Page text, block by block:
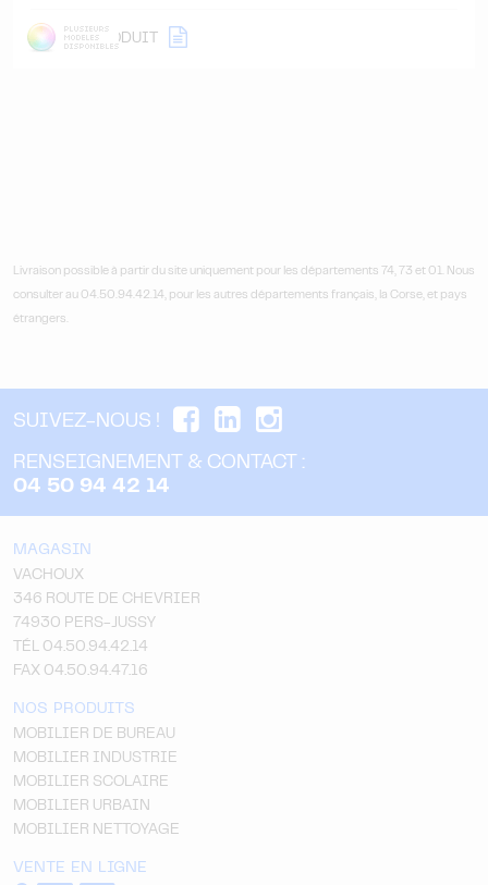
DÉTAILPRODUIT
Livraison possible à partir du site uniquement pour les départements 74, 73 et 01. Nous
consulter au 04.50.94.42.14, pour les autres départements français, la Corse, et pays
étrangers.
SUIVEZ-NOUS !
RENSEIGNEMENT & CONTACT :
04 50 94 42 14
MAGASIN
VACHOUX
346 ROUTE DE CHEVRIER
74930 PERS-JUSSY
TÉL 04.50.94.42.14
FAX 04.50.94.47.16
NOS PRODUITS
MOBILIER DE BUREAU
MOBILIER INDUSTRIE
MOBILIER SCOLAIRE
MOBILIER URBAIN
MOBILIER NETTOYAGE
VENTE EN LIGNE